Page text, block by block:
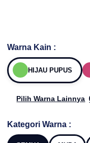
Warna Kain :
HIJAU PUPUS
Pilih Warna Lainnya
Kategori Warna :